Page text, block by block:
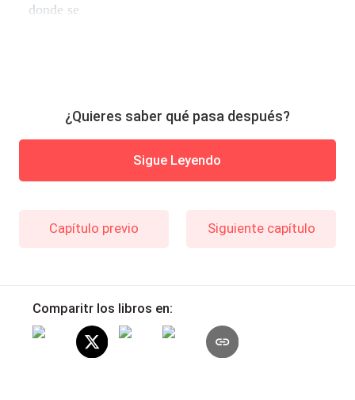
donde se
¿Quieres saber qué pasa después?
Sigue Leyendo
Capítulo previo Siguiente capítulo
Comparitr los libros en: